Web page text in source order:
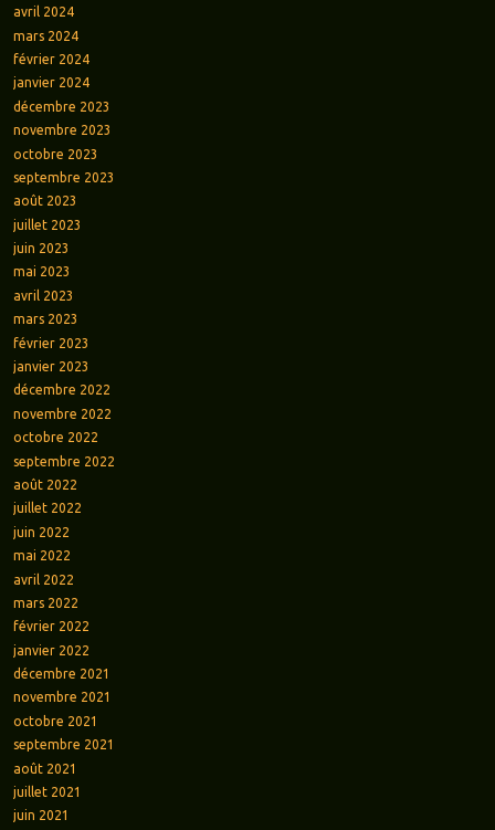
avril 2024
mars 2024
février 2024
janvier 2024
décembre 2023
novembre 2023
octobre 2023
septembre 2023
août 2023
juillet 2023
juin 2023
mai 2023
avril 2023
mars 2023
février 2023
janvier 2023
décembre 2022
novembre 2022
octobre 2022
septembre 2022
août 2022
juillet 2022
juin 2022
mai 2022
avril 2022
mars 2022
février 2022
janvier 2022
décembre 2021
novembre 2021
octobre 2021
septembre 2021
août 2021
juillet 2021
juin 2021